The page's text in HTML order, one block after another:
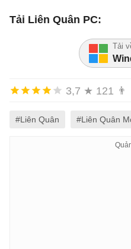
Tải Liên Quân PC:
Tải
3,7 ★ 121 👨
#Liên Quân #Liên Quân